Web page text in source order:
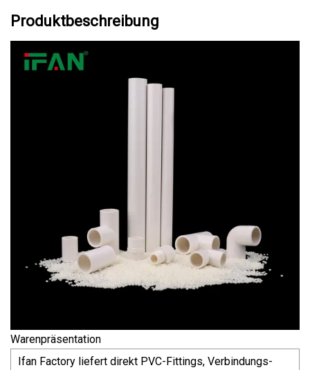
Produktbeschreibung
Warenpräsentation
Ifan Factory liefert direkt PVC-Fittings, Verbindungs-